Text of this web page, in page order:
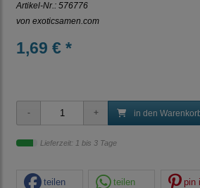
Artikel-Nr.: 576776
von exoticsamen.com
1,69 € *
in den
Lieferzeit: 1 bis 3 Tage
teilen teilen pin